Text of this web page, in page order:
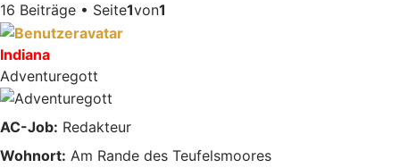
16 Beiträge • Seite1von1
Indiana
Adventuregott
AC-Job: Redakteur
Wohnort: Am Rande des Teufelsmoores